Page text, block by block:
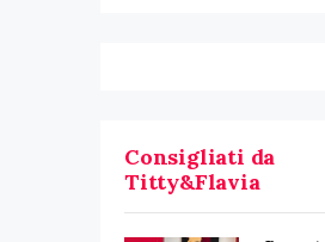
Consigliati da
Titty&Flavia